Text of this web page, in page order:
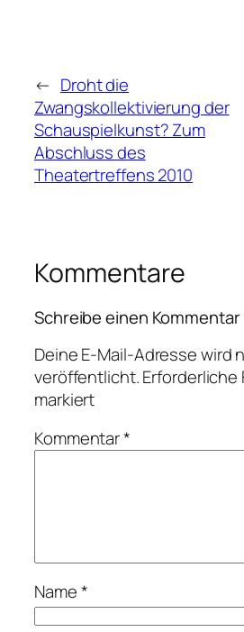
← Droht die
Zwangskollektivierung der
Schauspielkunst? Zum
Abschluss des
Theatertreffens 2010
Kommentare
Schreibe einen Kommentar
Deine E-Mail-Adresse wird
veröffentlicht.
markiert
Kommentar*
Name*